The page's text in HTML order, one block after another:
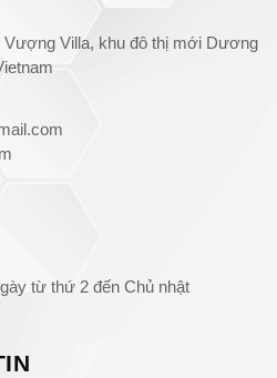
Vượng Villa, khu đô thị mới Dương
từ thứ 2 đến Chủ nhật